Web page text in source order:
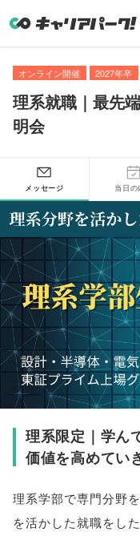
オンライン開催 2027年卒
理系就職｜最先
明会
メッセージ 当日の
理系限定｜学ん
価値を高めてい
理系学部で専門分野
を活かした就職をし